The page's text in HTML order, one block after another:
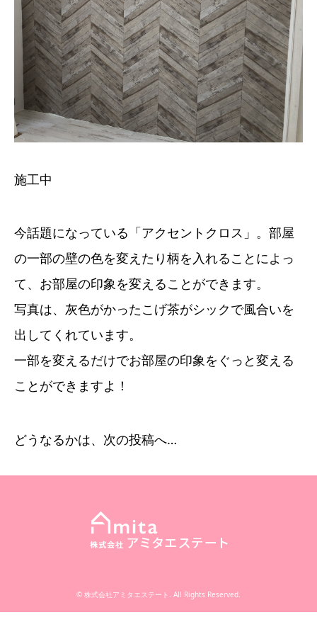
施工中
今話題になっている「アクセントクロス」。部屋
の一部の壁の色を変えたり柄を入れることによっ
て、お部屋の印象を変えることができます。
写真は、灰色がかったこげ茶がシックで風合いを
出してくれています。
一部を変えるだけでお部屋の印象をぐっと変える
ことができますよ！
どうなるかは、次の投稿へ…
© 株式会社アミタエステート . All Rights Reserved.